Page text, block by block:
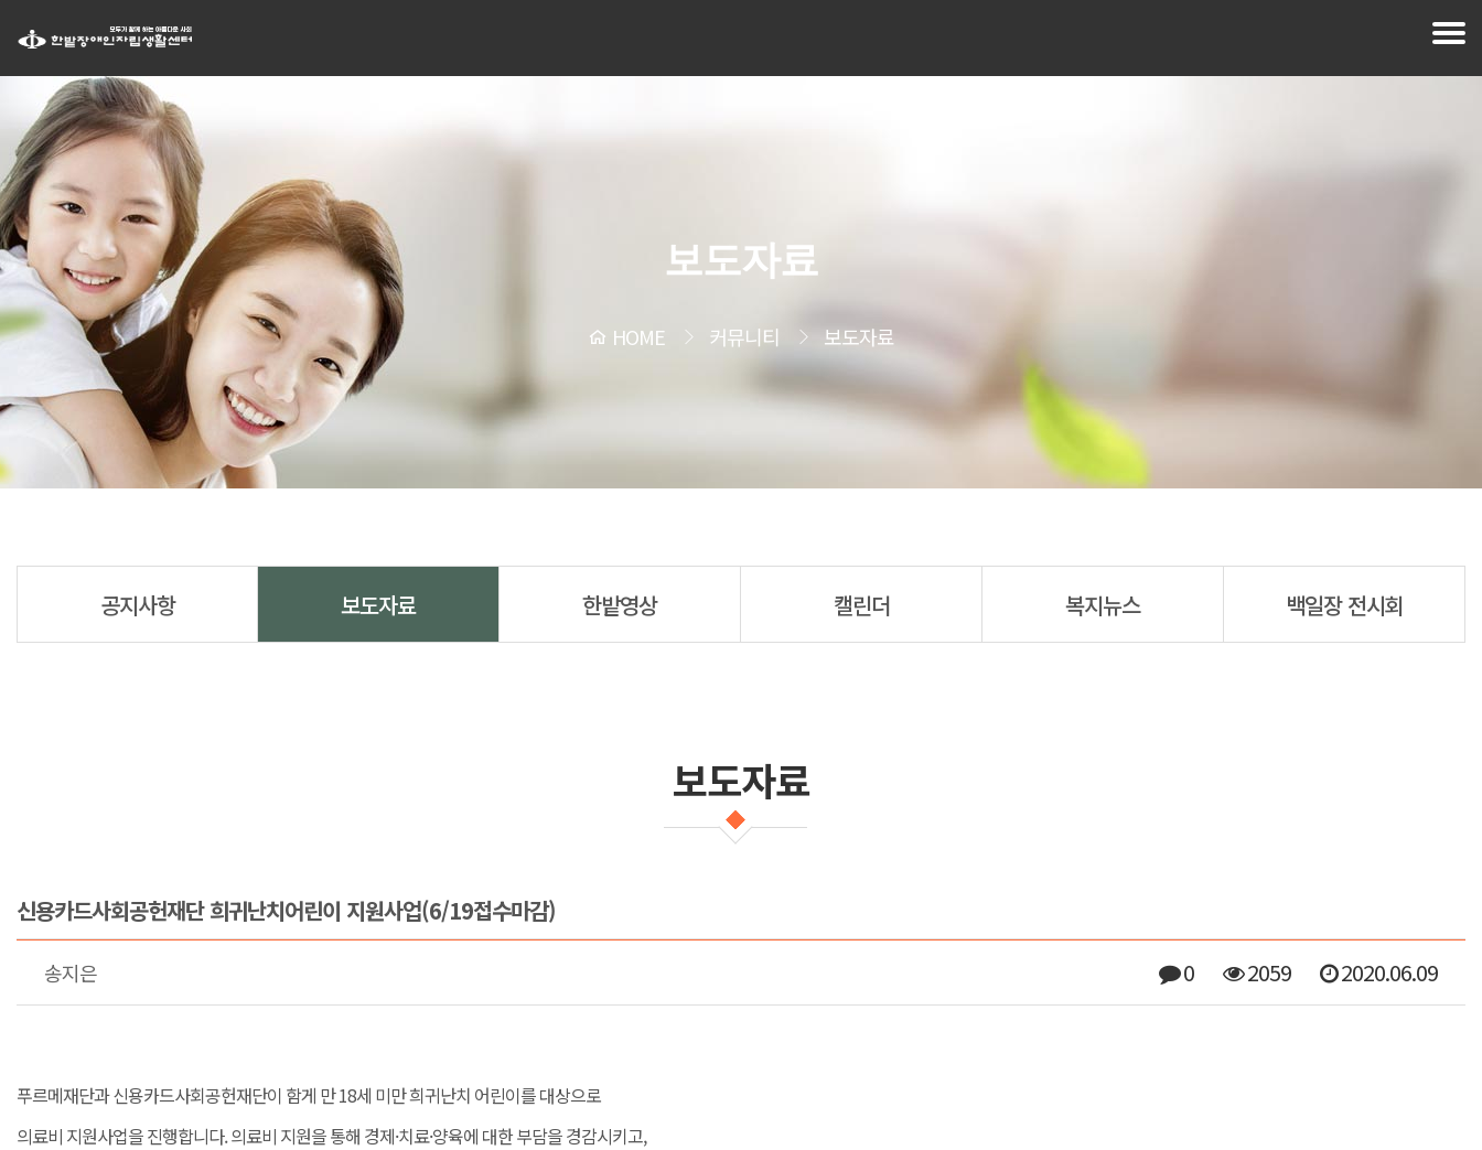
보도자료
HOME 커뮤니티 보도자료
공지사항 보도자료 한밭영상 캘린더 복지뉴스 백일장 전시회
보도자료
신용카드사회공헌재단 희귀난치어린이 지원사업(6/19접수마감)
송지은 0 2059 2020.06.09
푸르메재단과 신용카드사회공헌재단이 함게 만 18세 미만 희귀난치 어린이를 대상으로
의료비 지원사업을 진행합니다. 의료비 지원을 통해 경제·치료·양육에 대한 부담을 경감시키고,